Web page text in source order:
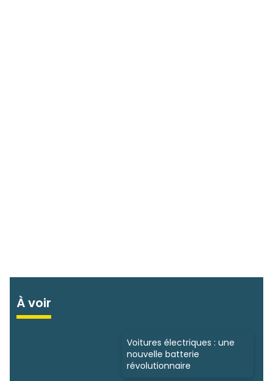
À voir
Voitures électriques : une
nouvelle batterie
révolutionnaire